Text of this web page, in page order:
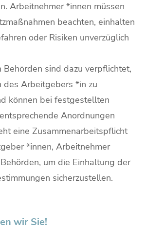
Arbeitnehmer *innen müssen
beachten, einhalten
oder Risiken unverzüglich
Behörden sind dazu verpflichtet,
des Arbeitgebers *in zu
können bei festgestellten
Anordnungen
eine Zusammenarbeitspflicht
*innen, Arbeitnehmer
um die Einhaltung der
sicherzustellen.
wir Sie!